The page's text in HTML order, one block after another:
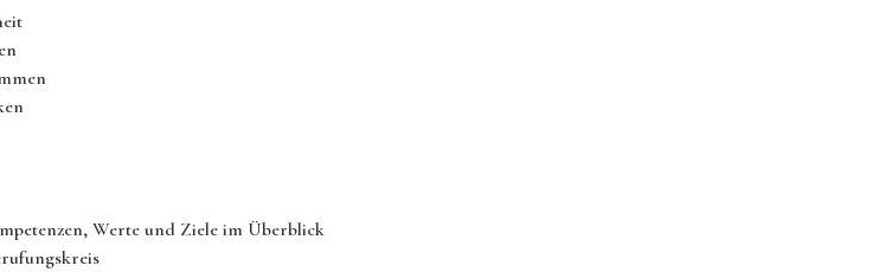
Werte und Ziele im Überblick